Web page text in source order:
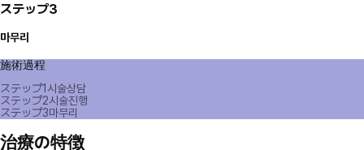
ステップ3
마무리
施術過程
ステップ1시술상담
ステップ2시술진행
ステップ3마무리
治療の特徴